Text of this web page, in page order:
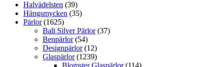
Halvädelsten (39)
Hängsmycken (35)
Pärlor (1625)
Bali Silver Pärlor (37)
Benpärlor (54)
Designpärlor (12)
Glaspärlor (1239)